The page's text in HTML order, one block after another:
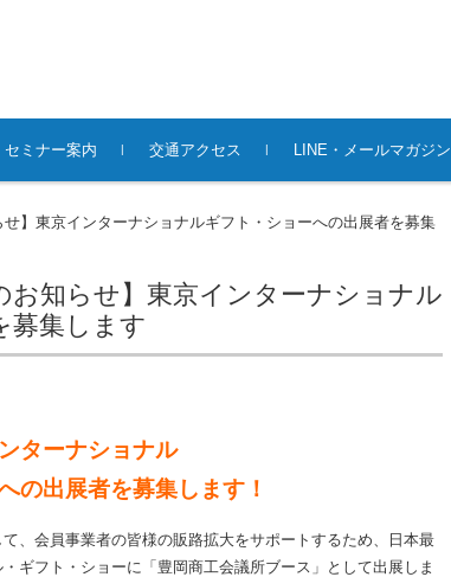
セミナー案内 交通アクセス LINE・メールマガジン
】東京インターナショナルギフト・ショーへの出展者を募集
お知らせ】東京インターナショナル
募集します
ターナショナル
の出展者を募集します！
、会員事業者の皆様の販路拡大をサポートするため、日本最
ギフト・ショーに「豊岡商工会議所ブース」として出展しま